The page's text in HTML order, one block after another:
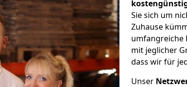
Sie sich um
Zuhause
umfangreiche
mit jeglicher
dass wir für
Unser